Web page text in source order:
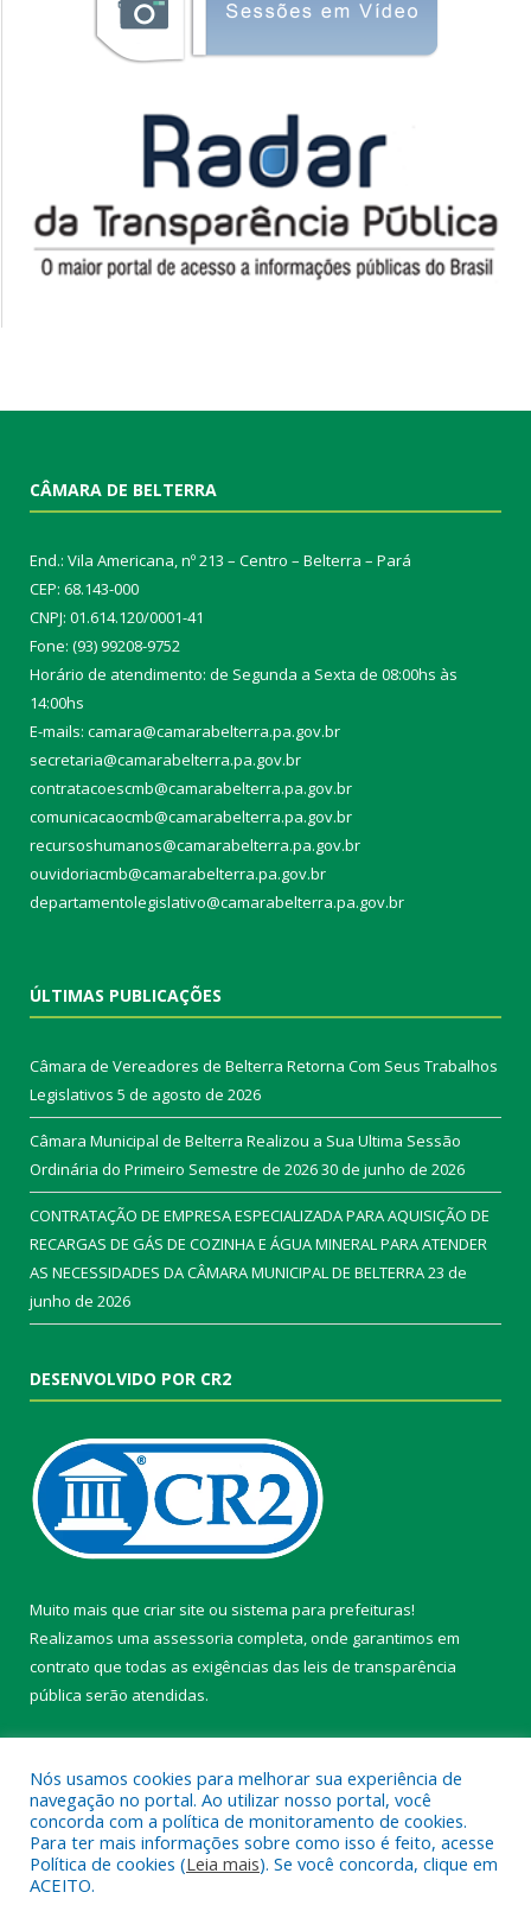
CÂMARA DE BELTERRA
End.: Vila Americana, nº 213 – Centro – Belterra – Pará
CEP: 68.143-000
CNPJ: 01.614.120/0001-41
Fone: (93) 99208-9752
Horário de atendimento: de Segunda a Sexta de 08:00hs às
14:00hs
E-mails: camara@camarabelterra.pa.gov.br
secretaria@camarabelterra.pa.gov.br
contratacoescmb@camarabelterra.pa.gov.br
comunicacaocmb@camarabelterra.pa.gov.br
recursoshumanos@camarabelterra.pa.gov.br
ouvidoriacmb@camarabelterra.pa.gov.br
departamentolegislativo@camarabelterra.pa.gov.br
ÚLTIMAS PUBLICAÇÕES
Câmara de Vereadores de Belterra Retorna Com Seus Trabalhos
Legislativos 5 de agosto de 2026
Câmara Municipal de Belterra Realizou a Sua Ultima Sessão
Ordinária do Primeiro Semestre de 202630 de junho de 2026
CONTRATAÇÃO DE EMPRESA ESPECIALIZADA PARA AQUISIÇÃO DE
RECARGAS DE GÁS DE COZINHA E ÁGUA MINERAL PARA ATENDER
AS NECESSIDADES DA CÂMARA MUNICIPAL DE BELTERRA23 de
junho de 2026
DESENVOLVIDO POR CR2
Muito mais que criar site ou sistema para prefeituras!
Realizamos uma assessoria completa, onde garantimos em
contrato que todas as exigências das leis de transparência
pública serão atendidas.
Todos os direitos reservados a Câmara Municipal de Belterra.
Nós usamos cookies para melhorar sua experiência de
navegação no portal. Ao utilizar nosso portal, você
concorda com a política de monitoramento de cookies.
Para ter mais informações sobre como isso é feito, acesse
Política de cookies (Leia mais). Se você concorda, clique em
ACEITO.